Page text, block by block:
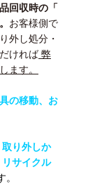
回収時の「
お客様側で
外し処分・
ければ弊
ます。
の移動、お
り外しか
サイクル